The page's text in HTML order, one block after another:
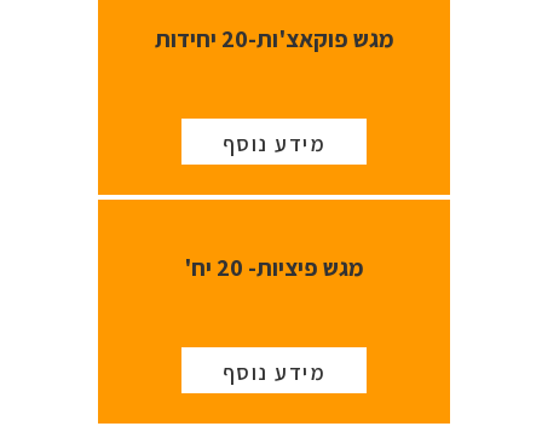
מגש פוקאצ'ות-20 יחידות
מידע נוסף
מגש פיציות- 20 יח'
מידע נוסף